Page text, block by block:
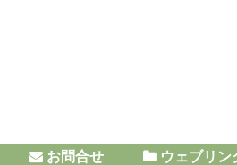
お問合せ ウェブリン